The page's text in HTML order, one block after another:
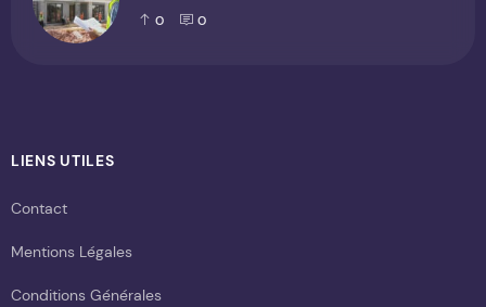
0 0
LIENS UTILES
Contact
Mentions Légales
Conditions Générales